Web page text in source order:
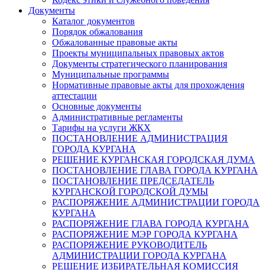
Документы
Каталог документов
Порядок обжалования
Обжалованные правовые акты
Проекты муниципальных правовых актов
Документы стратегического планирования
Муниципальные программы
Нормативные правовые акты для прохождения
аттестации
Основные документы
Административные регламенты
Тарифы на услуги ЖКХ
ПОСТАНОВЛЕНИЕ АДМИНИСТРАЦИЯ
ГОРОДА КУРГАНА
РЕШЕНИЕ КУРГАНСКАЯ ГОРОДСКАЯ ДУМА
ПОСТАНОВЛЕНИЕ ГЛАВА ГОРОДА КУРГАНА
ПОСТАНОВЛЕНИЕ ПРЕДСЕДАТЕЛЬ
КУРГАНСКОЙ ГОРОДСКОЙ ДУМЫ
РАСПОРЯЖЕНИЕ АДМИНИСТРАЦИИ ГОРОДА
КУРГАНА
РАСПОРЯЖЕНИЕ ГЛАВА ГОРОДА КУРГАНА
РАСПОРЯЖЕНИЕ МЭР ГОРОДА КУРГАНА
РАСПОРЯЖЕНИЕ РУКОВОДИТЕЛЬ
АДМИНИСТРАЦИИ ГОРОДА КУРГАНА
РЕШЕНИЕ ИЗБИРАТЕЛЬНАЯ КОМИССИЯ